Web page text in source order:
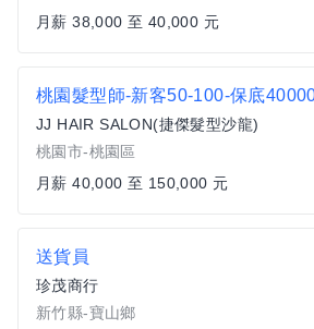
月薪 38,000 至 40,000 元
JJ HAIR SALON(捷傑髮型沙龍)
桃園市-桃園區
月薪 40,000 至 150,000 元
送貨員
珍茂商行
新竹縣-寶山鄉